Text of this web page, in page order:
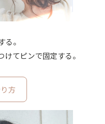
。
てピンで固定する。
方